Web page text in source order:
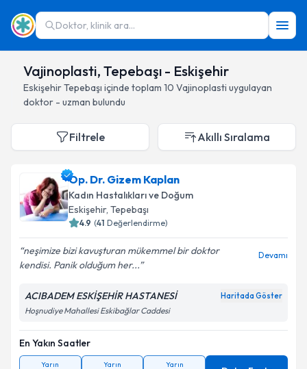
Doktor, klinik ara...
Vajinoplasti, Tepebaşı - Eskişehir
EskişehirTepebaşı içinde toplam 10 Vajinoplasti uygulayan
doktor - uzman bulundu
Filtrele Akıllı Sıralama
Op. Dr. Gizem Kaplan
Kadın Hastalıkları ve Doğum
Eskişehir, Tepebaşı
4.9 (41 Değerlendirme)
neşimize bizi kavuşturan mükemmel bir doktor
kendisi. Panik olduğum her...
Devamı
ACIBADEM ESKİŞEHİR HASTANESİ Haritada Göster
Hoşnudiye Mahallesi Eskibağlar Caddesi
En Yakın Saatler
Yarın Yarın Yarın